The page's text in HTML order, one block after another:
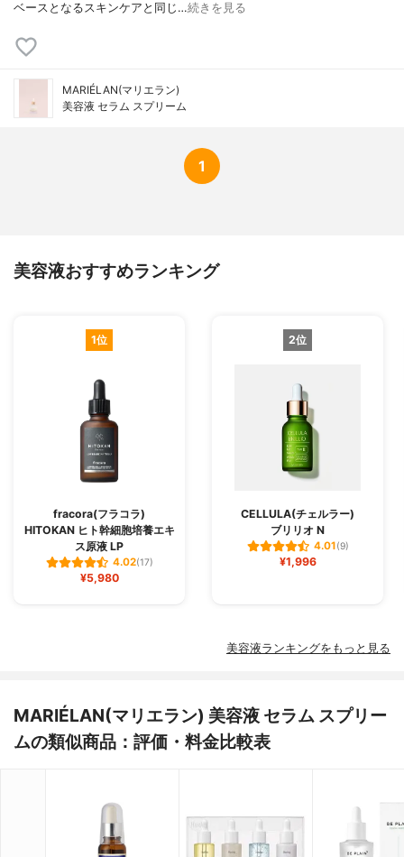
ベースとなるスキンケアと同じ…続きを見る
MARIÉLAN(マリエラン)
美容液 セラム スプリーム
1
美容液おすすめランキング
1位
fracora(フラコラ)
HITOKAN ヒト幹細胞培養エキ
ス原液 LP
4.02(17)
¥5,980
2位
CELLULA(チェルラー)
ブリリオ N
4.01(9)
¥1,996
美容液ランキングをもっと見る
MARIÉLAN(マリエラン) 美容液 セラム スプリー
ムの類似商品：評価・料金比較表